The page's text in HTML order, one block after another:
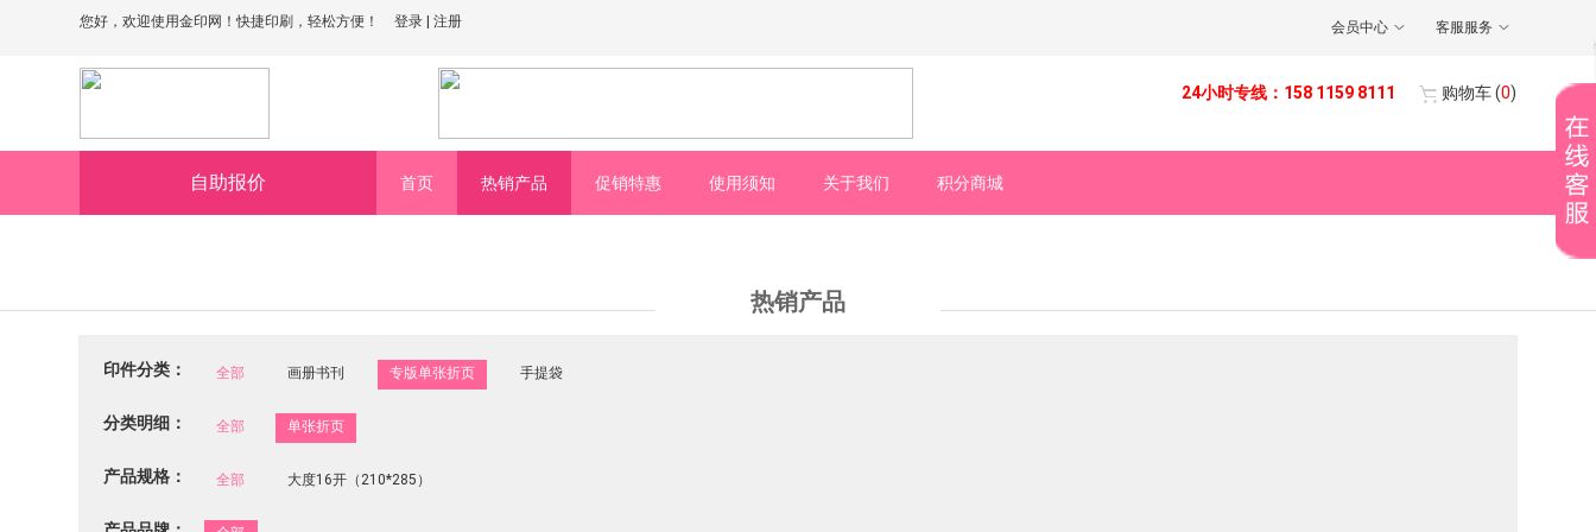
您好，欢迎使用金印网！快捷印刷，轻松方便！ 登录 |注册 会员中心 客服服务
购物车(0)
24小时专线：158 1159 8111
自助报价 首页 热销产品 促销特惠 使用须知 关于我们 积分商城
热销产品
印件分类： 全部 画册书刊 专版单张折页 手提袋
分类明细： 全部 单张折页
产品规格： 全部 大度16开（210*285）